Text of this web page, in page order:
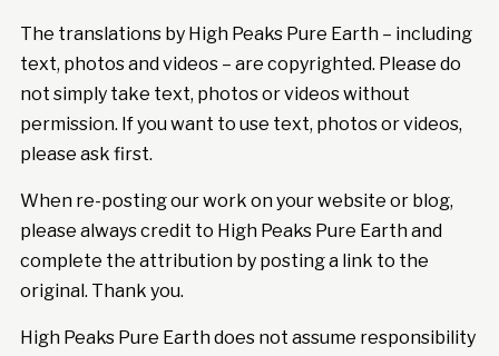
The translations by High Peaks Pure Earth – including
text, photos and videos – are copyrighted. Please do
not simply take text, photos or videos without
permission. If you want to use text, photos or videos,
please ask first.
When re-posting our work on your website or blog,
please always credit to High Peaks Pure Earth and
complete the attribution by posting a link to the
original. Thank you.
High Peaks Pure Earth does not assume responsibility